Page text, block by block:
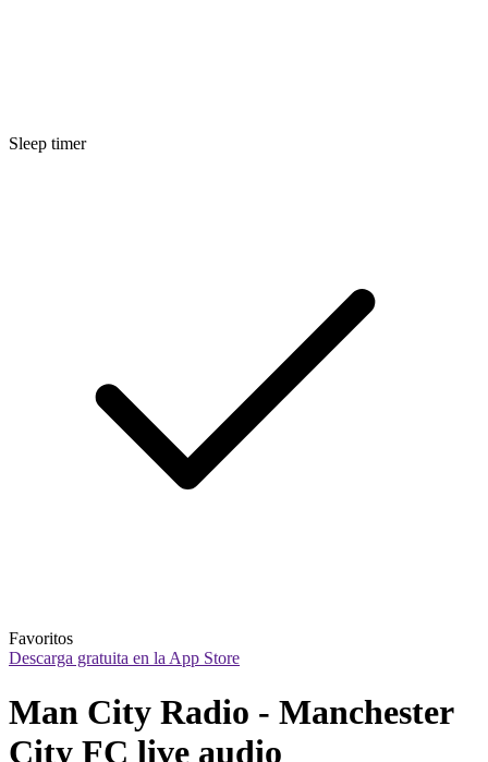
Sleep timer
Favoritos
Descarga gratuita en la App Store
Man City Radio - Manchester
City FC live audio